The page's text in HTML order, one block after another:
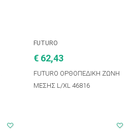
FUTURO
€ 62,43
FUTURO ΟΡΘΟΠΕΔΙΚΗ ΖΩΝΗ
ΜΕΣΗΣ L/XL 46816